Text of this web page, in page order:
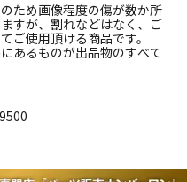
ため画像程度の傷が数か所
すが、割れなどはなく、ご
ご使用頂ける商品です。
あるものが出品物のすべて